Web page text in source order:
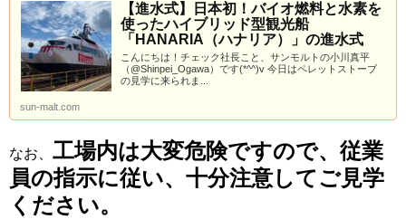
【進水式】日本初！バイオ燃料と水素を
使ったハイブリッド型観光船
「HANARIA（ハナリア）」の進水式
こんにちは！チェック社長こと、サンモルトの小川真平
（@Shinpei_Ogawa）です(*^^)v 今日はペレットストーブ
の見学に来られま...
sun-malt.com
なお、 工場内は大変危険ですので、従業
員の指示に従い、十分注意してご見学
ください。